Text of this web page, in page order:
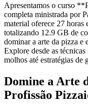
Apresentamos o curso
completa ministrada por
material oferece 27 horas
totalizando 12.9 GB de
dominar a arte da pizza e
Explore desde as
molhos até estratégias de
Domine a Arte
Profissão